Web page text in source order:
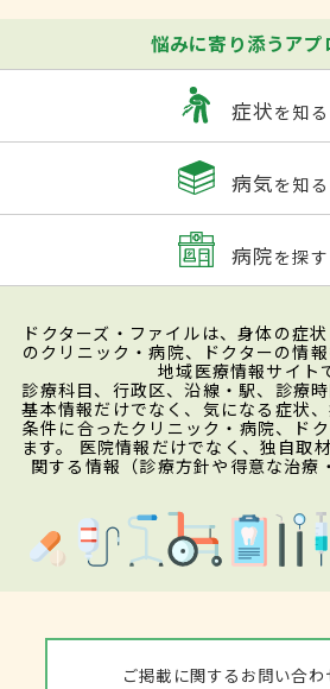
悩みに寄り添うアプ
症状を知る
病気を知る
病院を探す
ドクターズ・ファイルは、身体の症
のクリニック・病院、ドクターの情
地域医療情報サイト
診療科目、行政区、沿線・駅、診療
基本情報だけでなく、気になる症状
条件に合ったクリニック・病院、ド
ます。 医院情報だけでなく、独自取
関する情報（診療方針や得意な治療
ご掲載に関するお問い合わ